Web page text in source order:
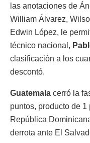
las anotaciones de
William Álvarez,
Edwin López, le
técnico nacional,
clasificación a los
descontó.
Guatemala cerró la
puntos, producto de
República
derrota ante El